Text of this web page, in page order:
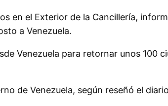
en el Exterior de la Cancillería,
a Venezuela.
Venezuela para retornar unos 100
de Venezuela, según reseñó el